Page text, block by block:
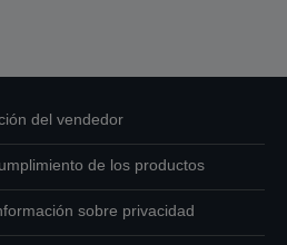
del vendedor
de los productos
sobre privacidad